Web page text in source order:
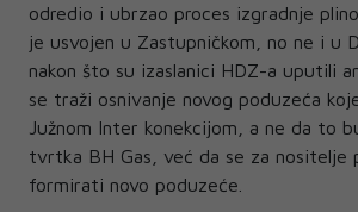
odredio i ubrzao proces izgradnje
je usvojen u Zastupničkom, no ne i u
nakon što su izaslanici HDZ-a uputili
se traži osnivanje novog poduzeća
Južnom Inter konekcijom, a ne da to
tvrtka BH Gas, već da se za nositelje
formirati novo poduzeće.